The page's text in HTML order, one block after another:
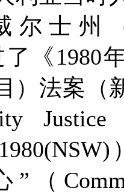
士州（
了《1980
）法案（
Justice
（